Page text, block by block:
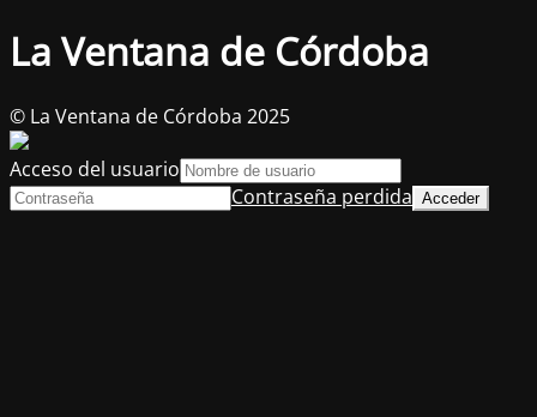
La Ventana de Córdoba
© La Ventana de Córdoba 2025
Acceso del usuario
Contraseña perdida